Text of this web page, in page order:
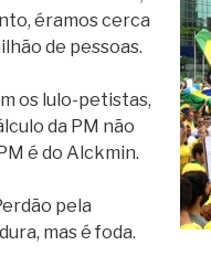
éramos cerca
de pessoas.
os lulo-petistas,
da PM não
é do Alckmin.
pela
mas é foda.